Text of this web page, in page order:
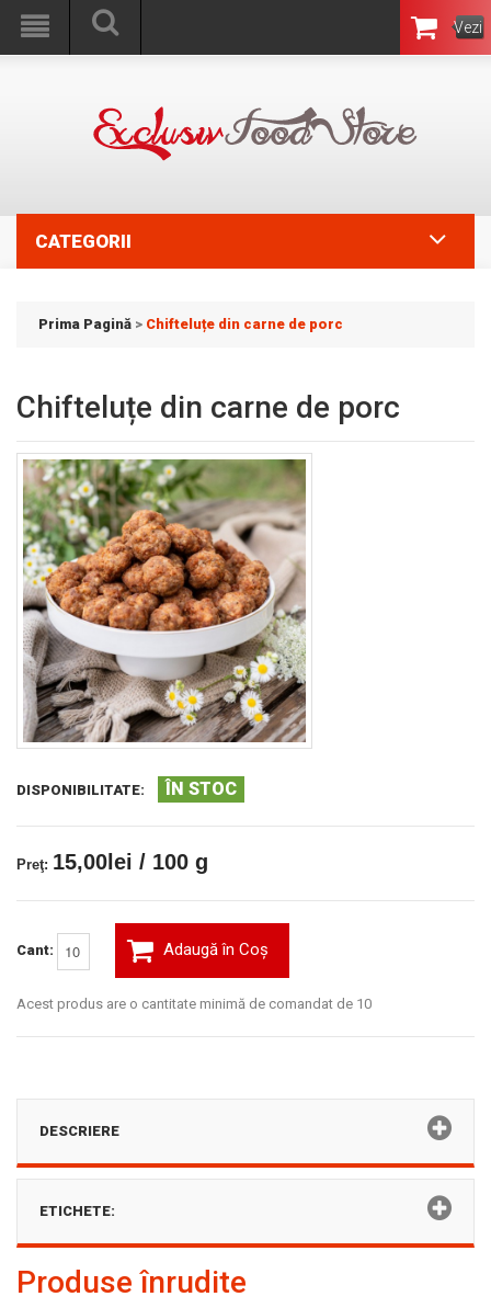
Vezi
Coşul
CATEGORII
Prima Pagină > Chifteluțe din carne de porc
Chifteluțe din carne de porc
DISPONIBILITATE: ÎN STOC
Preţ: 15,00lei / 100 g
Cant: Adaugă în Coş
Acest produs are o cantitate minimă de comandat de 10
DESCRIERE
ETICHETE:
Produse înrudite